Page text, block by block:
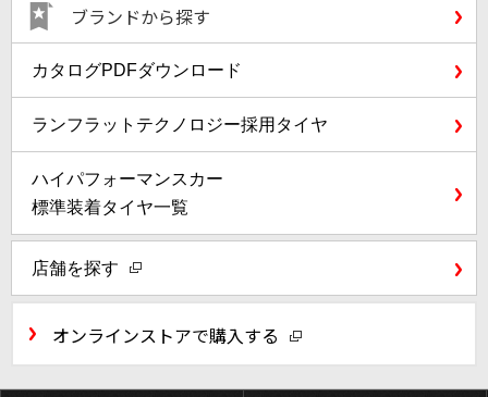
ブランドから探す
カタログPDFダウンロード
ランフラットテクノロジー採用タイヤ
ハイパフォーマンスカー
標準装着タイヤ一覧
店舗を探す
オンラインストアで購入する